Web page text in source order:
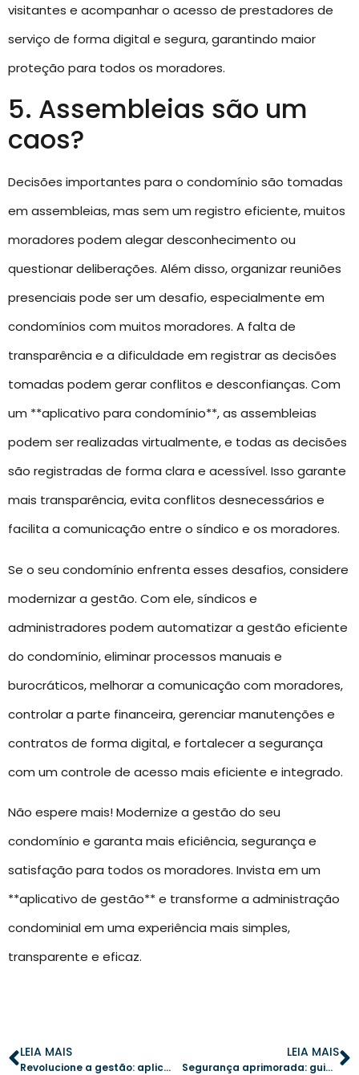
visitantes e acompanhar o acesso de prestadores de
serviço de forma digital e segura, garantindo maior
proteção para todos os moradores.
5. Assembleias são um
caos?
Decisões importantes para o condomínio são tomadas
em assembleias, mas sem um registro eficiente, muitos
moradores podem alegar desconhecimento ou
questionar deliberações. Além disso, organizar reuniões
presenciais pode ser um desafio, especialmente em
condomínios com muitos moradores. A falta de
transparência e a dificuldade em registrar as decisões
tomadas podem gerar conflitos e desconfianças. Com
um **aplicativo para condomínio**, as assembleias
podem ser realizadas virtualmente, e todas as decisões
são registradas de forma clara e acessível. Isso garante
mais transparência, evita conflitos desnecessários e
facilita a comunicação entre o síndico e os moradores.
Se o seu condomínio enfrenta esses desafios, considere
modernizar a gestão. Com ele, síndicos e
administradores podem automatizar a gestão eficiente
do condomínio, eliminar processos manuais e
burocráticos, melhorar a comunicação com moradores,
controlar a parte financeira, gerenciar manutenções e
contratos de forma digital, e fortalecer a segurança
com um controle de acesso mais eficiente e integrado.
Não espere mais! Modernize a gestão do seu
condomínio e garanta mais eficiência, segurança e
satisfação para todos os moradores. Invista em um
**aplicativo de gestão** e transforme a administração
condominial em uma experiência mais simples,
transparente e eficaz.
LEIA MAIS
Revolucione a gestão: aplicativo para condomínio otimiza a comunicação
LEIA MAIS
Segurança aprimorada: guia completo para síndicos e moradores